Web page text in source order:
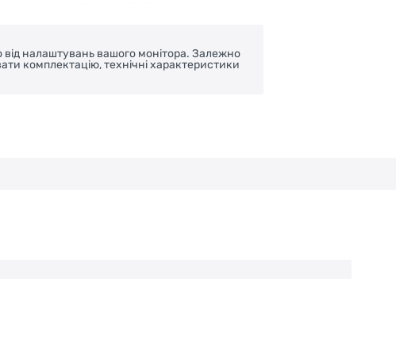
від налаштувань вашого монітора. Залежно
комплектацію, технічні характеристики